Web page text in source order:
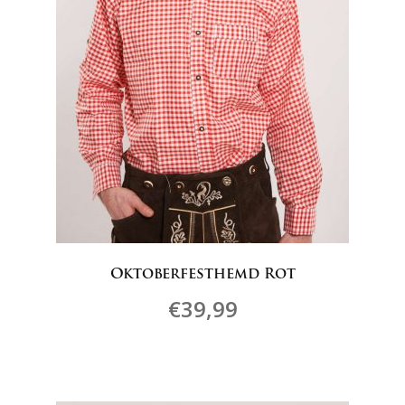
gewählt
werden
Oktoberfesthemd Rot
€39,99